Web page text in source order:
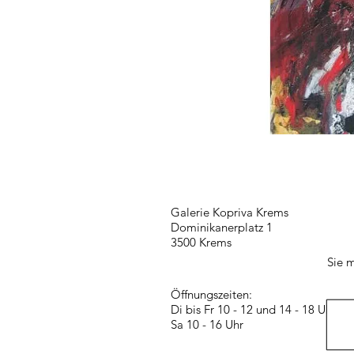
Galerie Kopriva Krems
Dominikanerplatz 1
3500 Krems
Öffnungszeiten:
Di bis Fr 10 - 12 und 14 - 18 Uhr
Sa 10 - 16 Uhr
Sie